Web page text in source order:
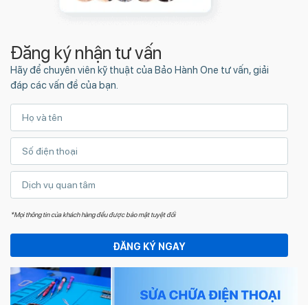
Đăng ký nhận tư vấn
Hãy để chuyên viên kỹ thuật của Bảo Hành One tư vấn, giải
đáp các vấn đề của bạn.
*Mọi thông tin của khách hàng đều được bảo mật tuyệt đối
ĐĂNG KÝ NGAY